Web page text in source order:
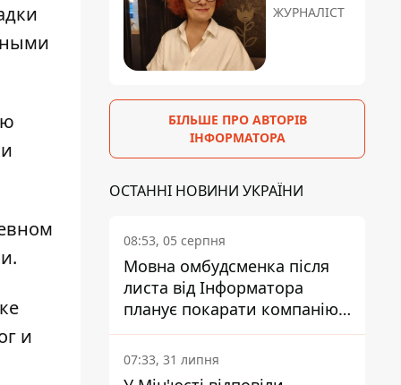
и
ЖУРНАЛІСТ
БІЛЬШЕ ПРО АВТОРІВ
ІНФОРМАТОРА
ОСТАННІ НОВИНИ УКРАЇНИ
08:53, 05 серпня
Мовна омбудсменка після
листа від Інформатора
планує покарати компанію-
підрядника ПриватБанку
07:33, 31 липня